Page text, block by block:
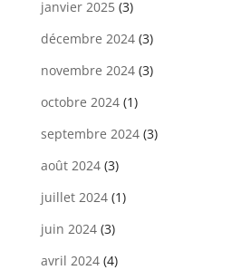
janvier 2025(3)
décembre 2024(3)
novembre 2024(3)
octobre 2024(1)
septembre 2024(3)
août 2024(3)
juillet 2024(1)
juin 2024(3)
avril 2024(4)